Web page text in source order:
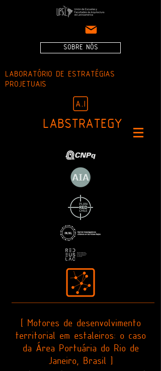
SOBRE NÓS
LABORATÓRIO DE ESTRATÉGIAS
PROJETUAIS
LABSTRATEGY
[ Motores de desenvolvimento
territorial em estaleiros: o caso
da Área Portuária do Rio de
Janeiro, Brasil ]